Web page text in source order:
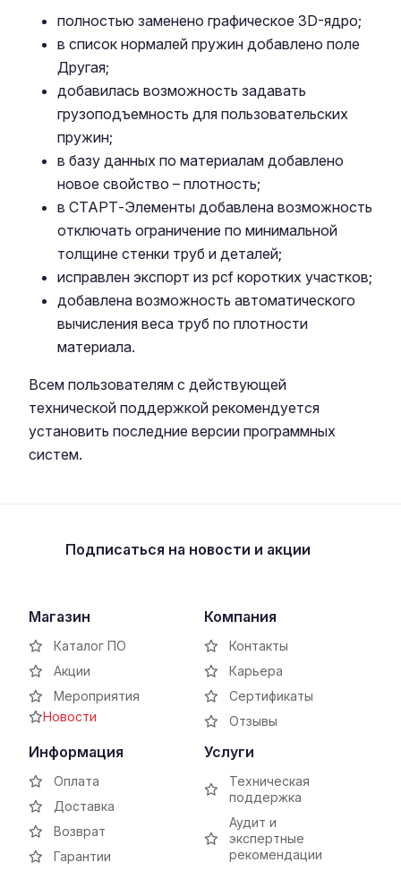
полностью заменено графическое 3D-ядро;
в список нормалей пружин добавлено поле
Другая;
добавилась возможность задавать
грузоподъемность для пользовательских
пружин;
в базу данных по материалам добавлено
новое свойство – плотность;
в СТАРТ-Элементы добавлена возможность
отключать ограничение по минимальной
толщине стенки труб и деталей;
исправлен экспорт из pcf коротких участков;
добавлена возможность автоматического
вычисления веса труб по плотности
материала.
Всем пользователям с действующей
технической поддержкой рекомендуется
установить последние версии программных
систем.
Подписаться на новости и акции
Магазин
Каталог ПО
Акции
Мероприятия
Новости
Компания
Контакты
Карьера
Сертификаты
Отзывы
Информация
Оплата
Доставка
Возврат
Гарантии
Услуги
Техническая
поддержка
Аудит и
экспертные
рекомендации